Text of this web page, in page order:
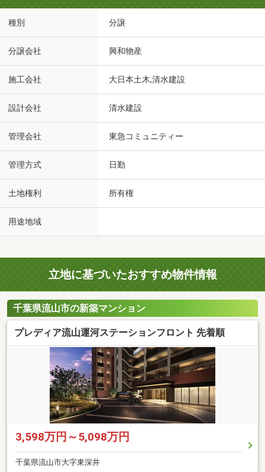
種別 分譲
分譲会社 興和物産
施工会社 大日本土木,清水建設
設計会社 清水建設
管理会社 東急コミュニティー
管理方式 日勤
土地権利 所有権
用途地域
立地に基づいたおすすめ物件情報
千葉県流山市の新築マンション
プレディア流山運河ステーションフロント 先着順
3,598万円～5,098万円
千葉県流山市大字東深井